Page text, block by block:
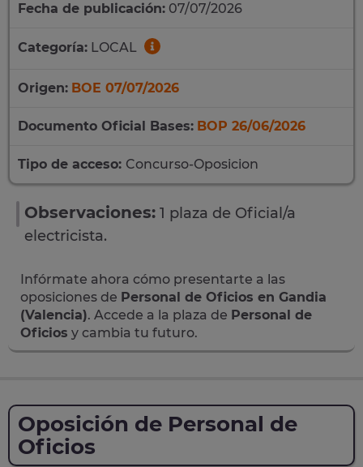
Fecha de publicación: 07/07/2026
Categoría: LOCAL
Origen: BOE 07/07/2026
Documento Oficial Bases: BOP 26/06/2026
Tipo de acceso: Concurso-Oposicion
Observaciones: 1 plaza de Oficial/a
electricista.
Infórmate ahora cómo presentarte a las
oposiciones de Personal de Oficios en Gandia
(Valencia). Accede a la plaza de Personal de
Oficios y cambia tu futuro.
Oposición de Personal de
Oficios